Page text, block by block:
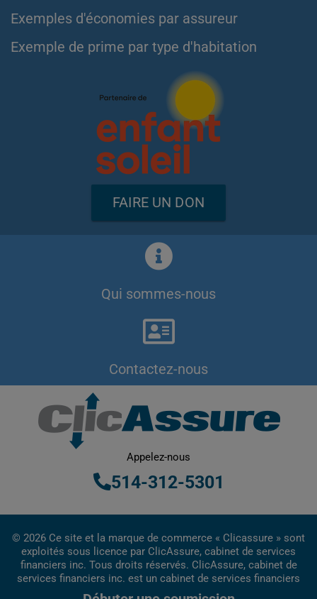
Exemples d'économies par assureur
Exemple de prime par type d'habitation
FAIRE UN DON
Qui sommes-nous
Contactez-nous
Appelez-nous
514-312-5301
© 2026 Ce site et la marque de commerce « Clicassure » sont
exploités sous licence par ClicAssure, cabinet de services
financiers inc. Tous droits réservés. ClicAssure, cabinet de
services financiers inc. est un cabinet de services financiers
inscrit au Québec.